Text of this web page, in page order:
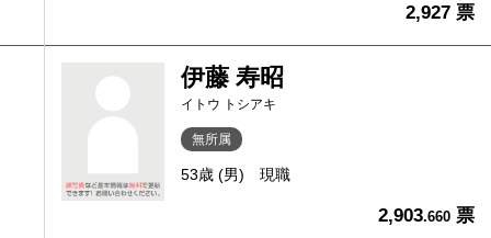
2,927 票
伊藤 寿昭
イトウ トシアキ
無所属
53歳 (男) 現職
2,903.660 票